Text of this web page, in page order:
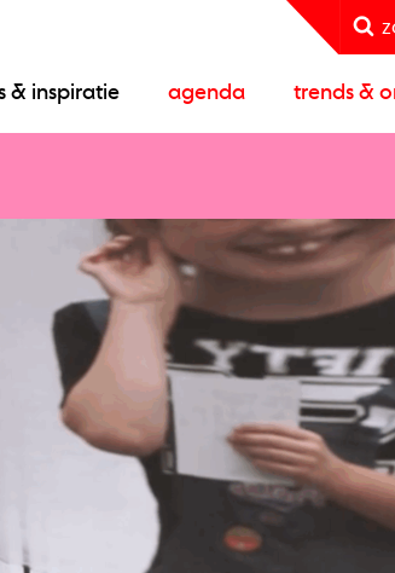
& inspiratie agenda trends &